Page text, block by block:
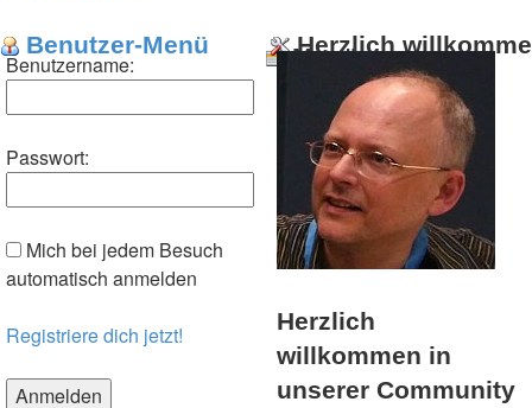
Benutzer-Menü
Benutzername:
Passwort:
Mich bei jedem Besuch
automatisch anmelden
Registriere dich jetzt!
Menü
Herzlich
Herzlich
willkommen in
unserer Community